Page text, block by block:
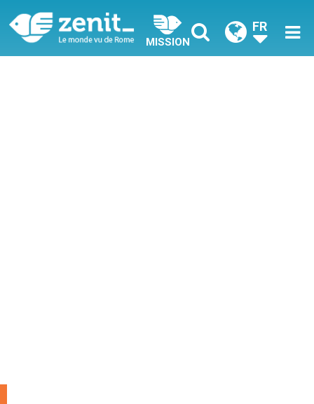
MISSION
FR